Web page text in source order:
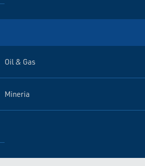
Oil & Gas
Mineria